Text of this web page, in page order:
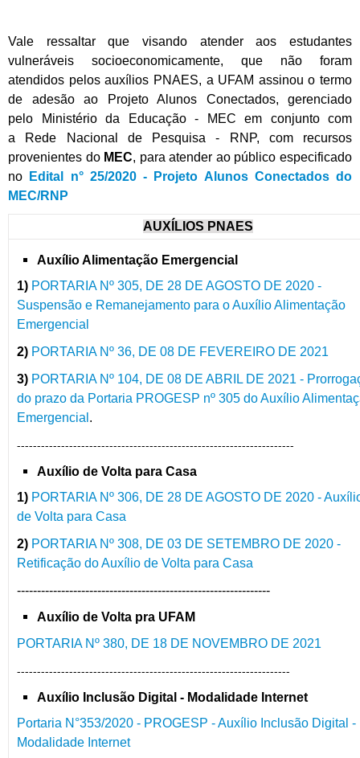
Vale ressaltar que visando atender aos estudantes
vulneráveis socioeconomicamente, que não foram
atendidos pelos auxílios PNAES, a UFAM assinou o termo
de adesão ao Projeto Alunos Conectados, gerenciado
pelo Ministério da Educação - MEC em conjunto com
a Rede Nacional de Pesquisa - RNP, com recursos
provenientes do MEC, para atender ao público especificado
no
Edital n° 25/2020 - Projeto Alunos Conectados do
MEC/RNP
AUXÍLIOS PNAES
AuxílioAlimentação Emergencial
1) PORTARIA Nº 305, DE 28 DE AGOSTO DE 2020 -
Suspensão e Remanejamento para o Auxílio Alimentação
Emergencial
2) PORTARIA Nº 36, DE 08 DE FEVEREIRO DE 2021
3) PORTARIA Nº 104, DE 08 DE ABRIL DE 2021 -
do prazo da Portaria PROGESP nº 305 do Auxílio
Emergencial .
---------------------------------------------------------------------
Auxílio de Volta para Casa
1) PORTARIA Nº 306, DE 28 DE AGOSTO DE 2020 -
de Volta para Casa
2) PORTARIA Nº 308, DE 03 DE SETEMBRO DE 2020 -
Retificação do Auxílio de Volta para Casa
---------------------------------------------------------------
Auxílio de Volta pra UFAM
PORTARIA Nº 380, DE 18 DE NOVEMBRO DE 2021
--------------------------------------------------------------------
Auxílio Inclusão Digital - Modalidade Internet
Portaria N°353/2020 - PROGESP - Auxílio Inclusão Digital -
Modalidade Internet